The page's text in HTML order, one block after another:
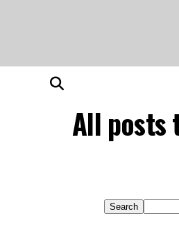
All posts
Search